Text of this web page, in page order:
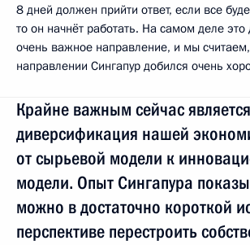
8 дней должен прийти ответ, если все
то он начнёт работать. На самом деле это
очень важное направление, и мы
направлении Сингапур добился очень
Крайне важным сейчас является
диверсификация нашей
от сырьевой модели к
модели. Опыт Сингапура
можно в достаточно короткой
перспективе перестроить